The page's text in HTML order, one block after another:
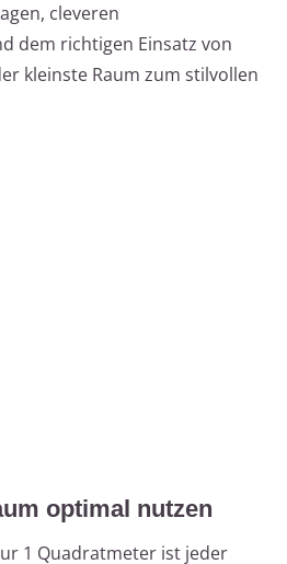
cleveren
dem richtigen Einsatz von
kleinste Raum zum stilvollen
optimal nutzen
1 Quadratmeter ist jeder